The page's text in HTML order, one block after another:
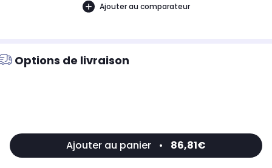
Ajouter au comparateur
Options de livraison
Ajouter au panier • 86,81€